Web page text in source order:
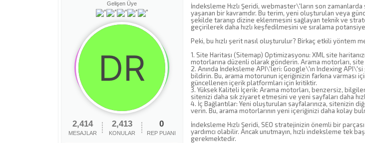
Gelişen Üye
2,414
MESAJLAR
2,413
KONULAR
0
REP PUANI
İndeksleme Hızlı Şeridi, webmaster\'ların son zamanlarda
yaşanan bir kavramdır. Bu terim, yeni oluşturulan veya
şekilde taranıp dizine eklenmesini sağlayan teknik ve
geçirilerek daha hızlı keşfedilmesini ve sıralama
Peki, bu hızlı şerit nasıl oluşturulur? Birkaç etkili yöntem
1. Site Haritası (Sitemap) Optimizasyonu: XML site
motorlarına düzenli olarak gönderin. Arama motorları,
2. Anında İndeksleme API\'leri: Google\'ın Indexing
bildirin. Bu, arama motorunun içeriğinizin farkına
güncellenen içerik platformları için kritiktir.
3. Yüksek Kaliteli İçerik: Arama motorları, benzersiz,
sitenizi daha sık ziyaret etmesini ve yeni sayfaları daha
4. İç Bağlantılar: Yeni oluşturulan sayfalarınıza, sitenizin
verin. Bu, arama motorlarının yeni içeriğinizi daha kolay
İndeksleme Hızlı Şeridi, SEO stratejinizin önemli bir
yardımcı olabilir. Ancak unutmayın, hızlı indeksleme tek
gerekmektedir.